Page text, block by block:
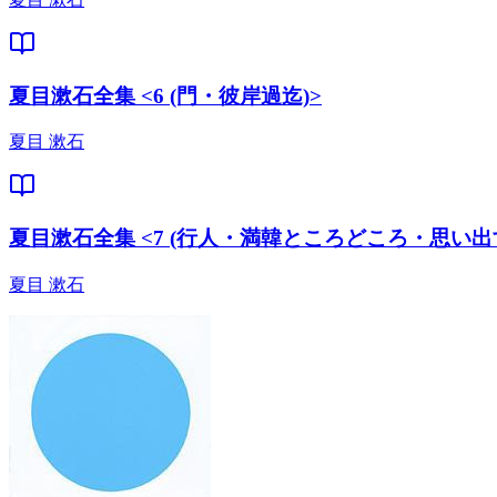
夏目漱石全集 <6 (門・彼岸過迄)>
夏目 漱石
夏目漱石全集 <7 (行人・満韓ところどころ・思い
夏目 漱石